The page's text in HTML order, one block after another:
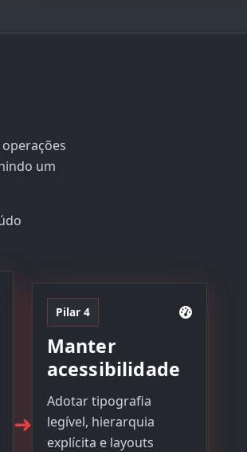
um
➜
Pilar 4
Manter
acessibilidade
Adotar tipografia
legível, hierarquia
explícita e layouts